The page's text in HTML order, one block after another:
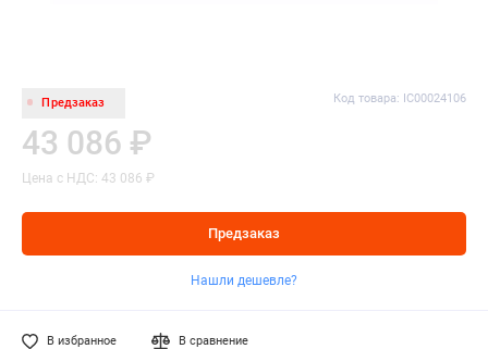
Предзаказ Код товара: IC00024106
43 086 ₽
Цена с НДС: 43 086 ₽
Предзаказ
Нашли дешевле?
В избранное В сравнение